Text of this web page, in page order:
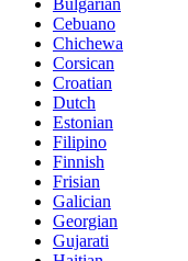
Cebuano
Chichewa
Corsican
Croatian
Dutch
Estonian
Filipino
Finnish
Frisian
Galician
Georgian
Gujarati